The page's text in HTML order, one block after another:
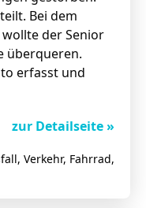
Bei dem
der Senior
überqueren.
erfasst und
zur Detailseite »
Verkehr, Fahrrad,